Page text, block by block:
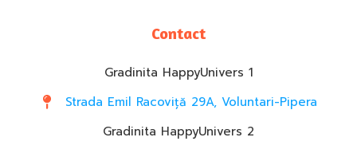
Contact
Gradinita HappyUnivers 1
Strada Emil Racoviță 29A, Voluntari-Pipera
Gradinita HappyUnivers 2